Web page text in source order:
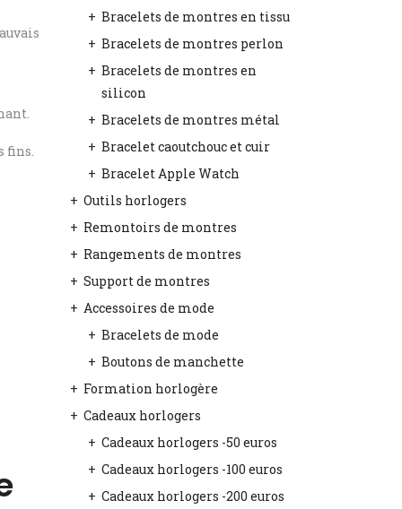
fins.
Bracelets de montres en tissu
Bracelets de montres perlon
Bracelets de montres en
silicon
Bracelets de montres métal
Bracelet caoutchouc et cuir
Bracelet Apple Watch
Outils horlogers
Remontoirs de montres
Rangements de montres
Support de montres
Accessoires de mode
Bracelets de mode
Boutons de manchette
Formation horlogère
Cadeaux horlogers
Cadeaux horlogers -50 euros
Cadeaux horlogers -100 euros
Cadeaux horlogers -200 euros